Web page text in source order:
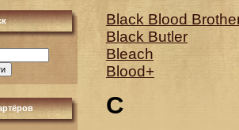
Black Blood
Black Butler
Bleach
Blood+
C